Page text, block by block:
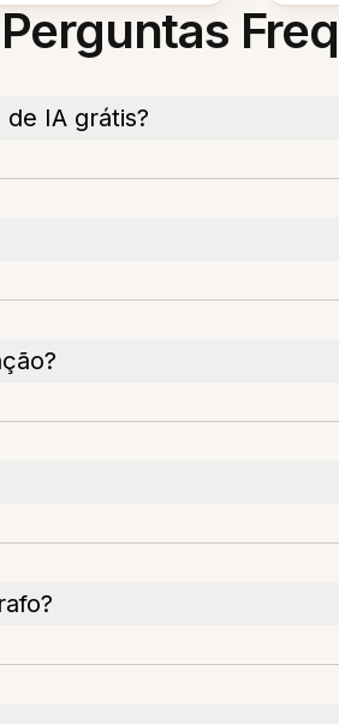
Perguntas
IA grátis?